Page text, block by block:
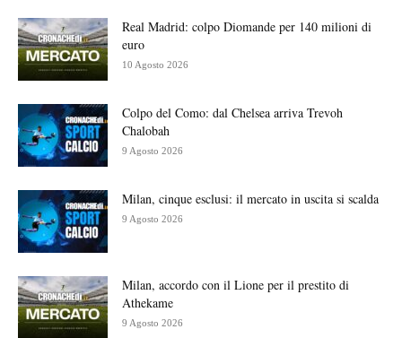
Real Madrid: colpo Diomande per 140 milioni di
euro
10 Agosto 2026
Colpo del Como: dal Chelsea arriva Trevoh
Chalobah
9 Agosto 2026
Milan, cinque esclusi: il mercato in uscita si scalda
9 Agosto 2026
Milan, accordo con il Lione per il prestito di
Athekame
9 Agosto 2026